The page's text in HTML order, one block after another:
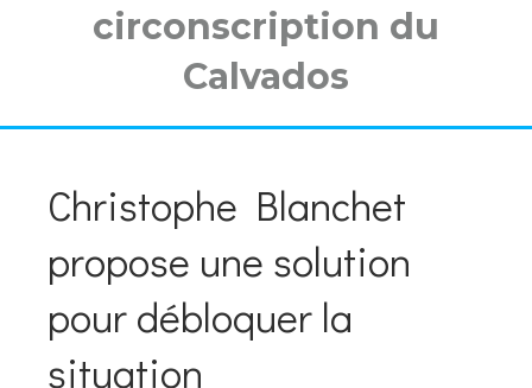
circonscription du
Calvados
Christophe Blanchet
propose une solution
pour débloquer la
situation